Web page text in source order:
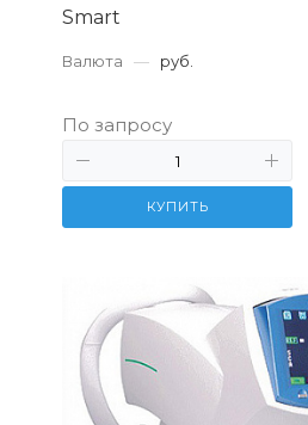
Smart
Валюта — руб.
По запросу
КУПИТЬ